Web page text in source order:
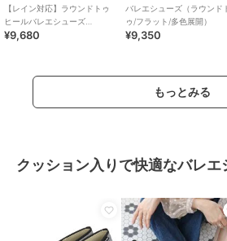
【レイン対応】ラウンドトゥ
ヒールバレエシューズ
(RB5001A)
¥9,680
バレエシューズ（ラウンド
ゥ/フラット/多色展開）
¥9,350
もっとみる
クッション入りで快適なバレエ